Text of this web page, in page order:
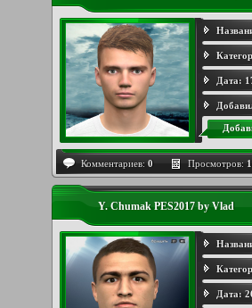
Дата:
Комментариев: 0 Просмотров:
Y. Chumak PES2017 by Vlad
Дата: